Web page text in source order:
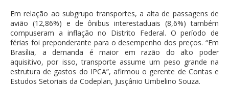
Em relação ao subgrupo transportes, a alta de passagens de
avião (12,86%) e de ônibus interestaduais (8,6%) também
compuseram a inflação no Distrito Federal. O período de
férias foi preponderante para o desempenho dos preços. “Em
Brasília, a demanda é maior em razão do alto poder
aquisitivo, por isso, transporte assume um peso grande na
estrutura de gastos do IPCA”, afirmou o gerente de Contas e
Estudos Setoriais da Codeplan, Jusçânio Umbelino Souza.